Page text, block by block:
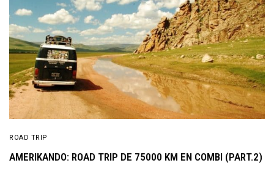
ROAD TRIP
AMERIKANDO: ROAD TRIP DE 75000 KM EN COMBI (PART.2)